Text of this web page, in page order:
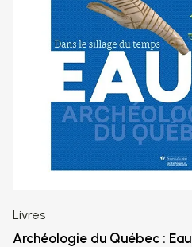
Livres
Archéologie du Québec : Eau